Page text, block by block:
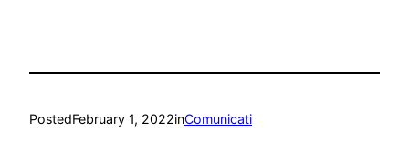
PostedFebruary 1, 2022inComunicati